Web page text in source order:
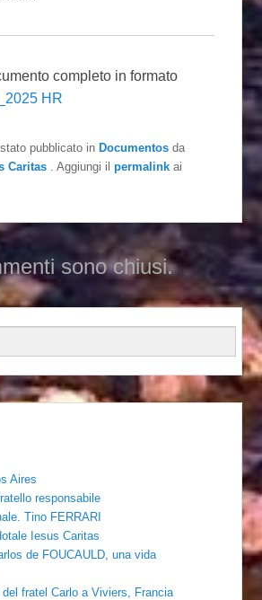
completo in formato
HR
pubblicato inDocumentos da
Caritas
. Aggiungi ilpermalink ai
sono chiusi.
Aires
responsabile
Tino FERRARI
Iesus Caritas
de FOUCAULD, una vida
fratel Carlo a Viviers, Francia